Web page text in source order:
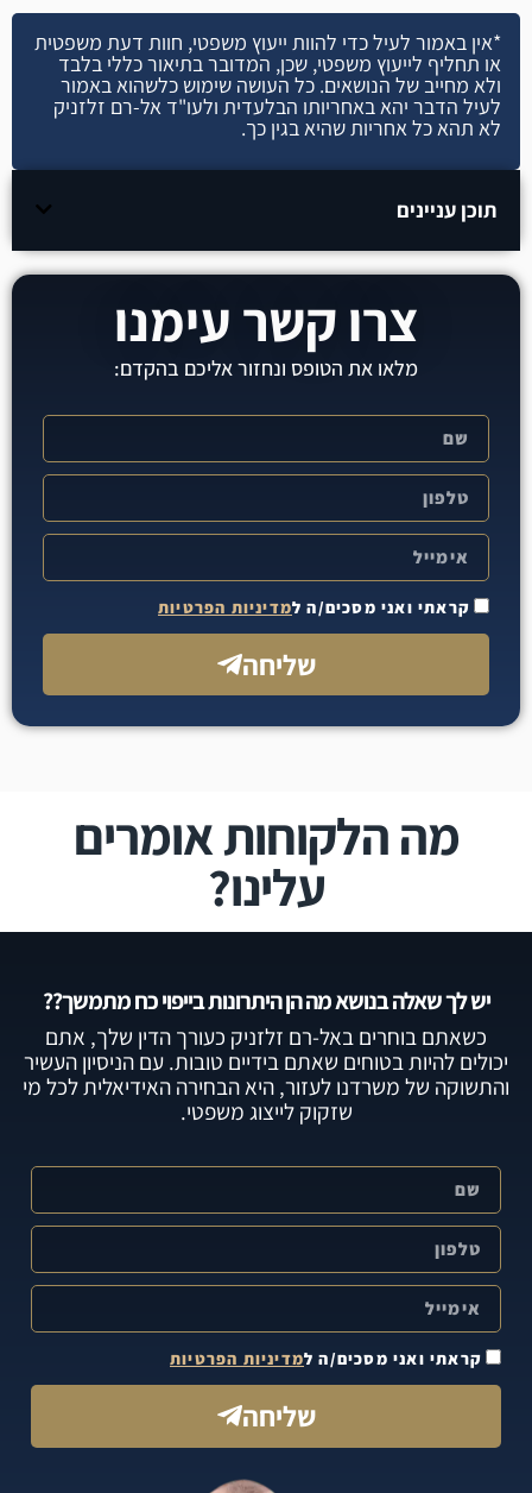
*אין באמור לעיל כדי להוות ייעוץ משפטי, חוות דעת משפטית
או תחליף לייעוץ משפטי, שכן, המדובר בתיאור כללי בלבד
ולא מחייב של הנושאים. כל העושה שימוש כלשהוא באמור
לעיל הדבר יהא באחריותו הבלעדית ולעו"ד אל-רם זלזניק
לא תהא כל אחריות שהיא בגין כך.
תוכן עניינים
צרו קשר עימנו
מלאו את הטופס ונחזור אליכם בהקדם:
קראתי ואני מסכים/ה למדיניות הפרטיות
שליחה
מה הלקוחות אומרים
עלינו?
יש לך שאלה בנושא מה הן היתרונות בייפוי כח מתמשך??
כשאתם בוחרים באל-רם זלזניק כעורך הדין שלך, אתם
יכולים להיות בטוחים שאתם בידיים טובות. עם הניסיון העשיר
והתשוקה של משרדנו לעזור, היא הבחירה האידיאלית לכל מי
שזקוק לייצוג משפטי.
קראתי ואני מסכים/ה למדיניות הפרטיות
שליחה